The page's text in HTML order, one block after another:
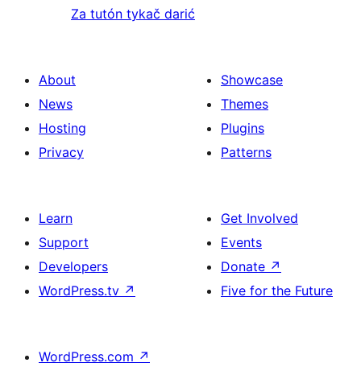
Za tutón tykač darić
About
News
Hosting
Privacy
Showcase
Themes
Plugins
Patterns
Learn
Support
Developers
WordPress.tv ↗
Get Involved
Events
Donate ↗
Five for the Future
WordPress.com ↗